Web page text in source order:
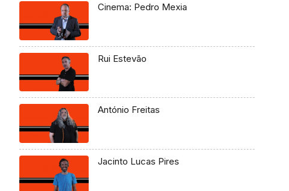
Cinema: Pedro Mexia
Rui Estevão
António Freitas
Jacinto Lucas Pires